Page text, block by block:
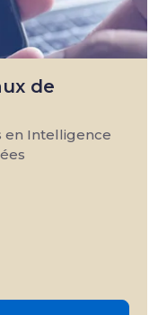
de
en Intelligence